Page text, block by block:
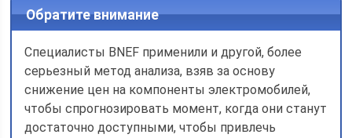
Обратите внимание
Специалисты BNEF применили и другой, более
серьезный метод анализа, взяв за основу
снижение цен на компоненты электромобилей,
чтобы спрогнозировать момент, когда они станут
достаточно доступными, чтобы привлечь